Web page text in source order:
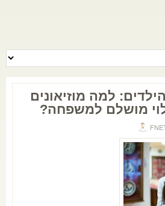
למה מוזיאונים
מושלם למשפחה?